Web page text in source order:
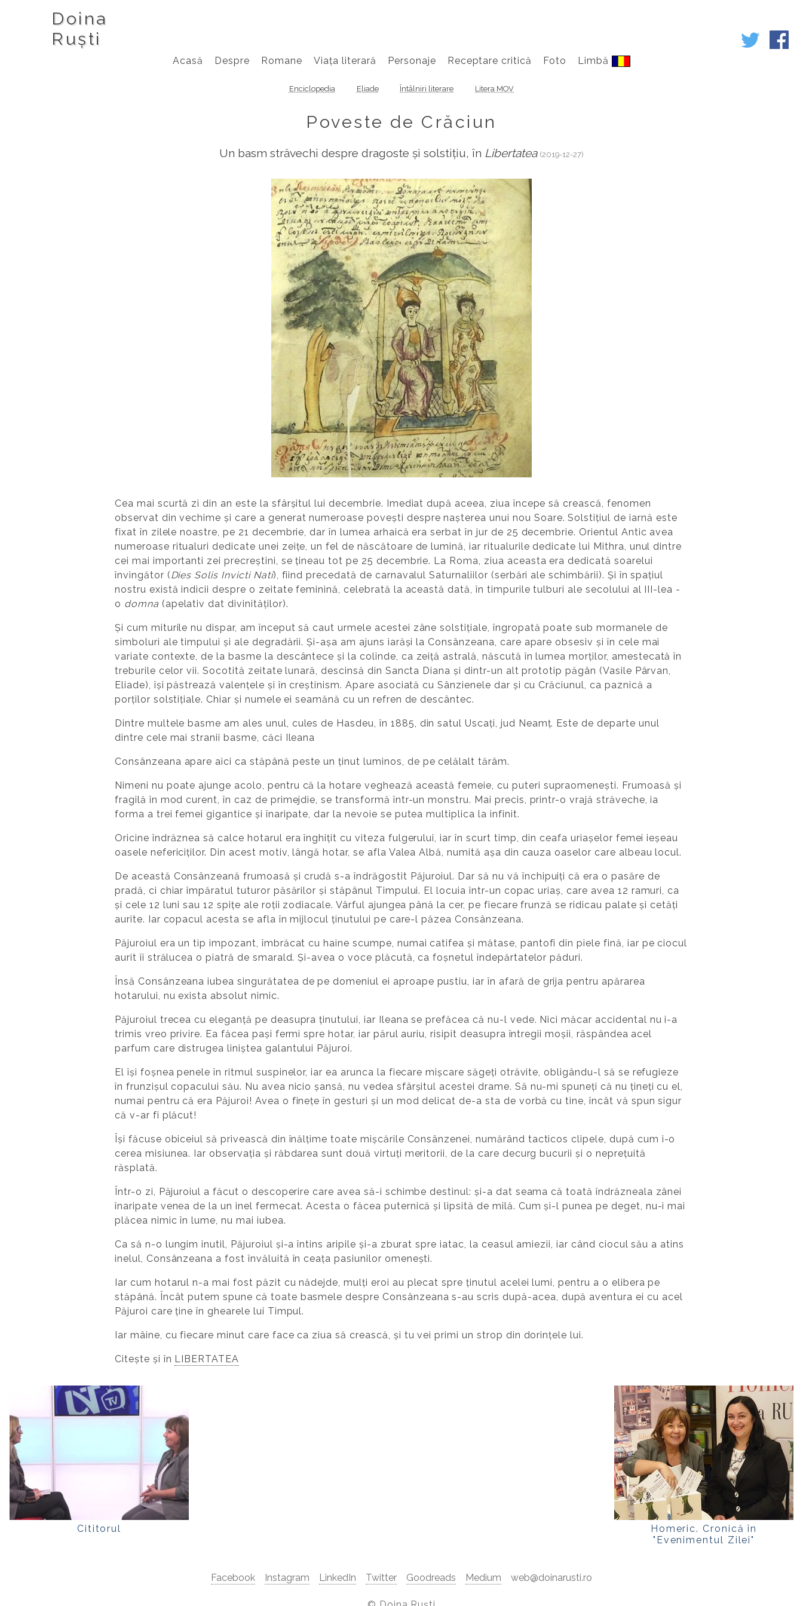
Doina
Ruști
Acasă Despre Romane Viața literară Personaje Receptare critică Foto Limbă
Enciclopedia Eliade Întâlniri literare Litera MOV
Poveste de Crăciun
Un basm străvechi despre dragoste și solstițiu, în Libertatea (2019-12-27)
Cea mai scurtă zi din an este la sfârșitul lui decembrie. Imediat după aceea, ziua începe să crească, fenomen
observat din vechime și care a generat numeroase povești despre nașterea unui nou Soare. Solstițiul de iarnă este
fixat în zilele noastre, pe 21 decembrie, dar în lumea arhaică era serbat în jur de 25 decembrie. Orientul Antic avea
numeroase ritualuri dedicate unei zeițe, un fel de născătoare de lumină, iar ritualurile dedicate lui Mithra, unul dintre
cei mai importanti zei precreștini, se țineau tot pe 25 decembrie. La Roma, ziua aceasta era dedicată soarelui
învingător (Dies Solis Invicti Nati), fiind precedată de carnavalul Saturnaliilor (serbări ale schimbării). Și în spațiul
nostru există indicii despre o zeitate feminină, celebrată la această dată, în timpurile tulburi ale secolului al III-lea -
o domna (apelativ dat divinităților).
Și cum miturile nu dispar, am început să caut urmele acestei zâne solstițiale, îngropată poate sub mormanele de
simboluri ale timpului și ale degradării. Și-așa am ajuns iarăși la Consânzeana, care apare obsesiv și în cele mai
variate contexte, de la basme la descântece și la colinde, ca zeiță astrală, născută în lumea morților, amestecată în
treburile celor vii. Socotită zeitate lunară, descinsă din Sancta Diana și dintr-un alt prototip păgân (Vasile Pârvan,
Eliade), își păstrează valențele și în creștinism. Apare asociată cu Sânzienele dar și cu Crăciunul, ca paznică a
porților solstițiale. Chiar și numele ei seamănă cu un refren de descântec.
Dintre multele basme am ales unul, cules de Hasdeu, în 1885, din satul Uscați, jud Neamț. Este de departe unul
dintre cele mai stranii basme, căci Ileana
Consânzeana apare aici ca stăpână peste un ținut luminos, de pe celălalt tărâm.
Nimeni nu poate ajunge acolo, pentru că la hotare veghează această femeie, cu puteri supraomenești. Frumoasă și
fragilă în mod curent, în caz de primejdie, se transformă într-un monstru. Mai precis, printr-o vrajă străveche, ia
forma a trei femei gigantice și înaripate, dar la nevoie se putea multiplica la infinit.
Oricine îndrăznea să calce hotarul era înghițit cu viteza fulgerului, iar în scurt timp, din ceafa uriașelor femei ieșeau
oasele nefericiților. Din acest motiv, lângă hotar, se afla Valea Albă, numită așa din cauza oaselor care albeau locul.
De această Consânzeană frumoasă și crudă s-a îndrăgostit Păjuroiul. Dar să nu vă închipuiți că era o pasăre de
pradă, ci chiar împăratul tuturor păsărilor și stăpânul Timpului. El locuia într-un copac uriaș, care avea 12 ramuri, ca
și cele 12 luni sau 12 spițe ale roții zodiacale. Vârful ajungea până la cer, pe fiecare frunză se ridicau palate și cetăți
aurite. Iar copacul acesta se afla în mijlocul ținutului pe care-l păzea Consânzeana.
Păjuroiul era un tip impozant, îmbrăcat cu haine scumpe, numai catifea și mătase, pantofi din piele fină, iar pe ciocul
aurit îi strălucea o piatră de smarald. Și-avea o voce plăcută, ca foșnetul îndepărtatelor păduri.
Însă Consânzeana iubea singurătatea de pe domeniul ei aproape pustiu, iar în afară de grija pentru apărarea
hotarului, nu exista absolut nimic.
Păjuroiul trecea cu eleganță pe deasupra ținutului, iar Ileana se prefăcea că nu-l vede. Nici măcar accidental nu i-a
trimis vreo privire. Ea făcea pași fermi spre hotar, iar părul auriu, risipit deasupra întregii moșii, răspândea acel
parfum care distrugea liniștea galantului Păjuroi.
El își foșnea penele în ritmul suspinelor, iar ea arunca la fiecare mișcare săgeți otrăvite, obligându-l să se refugieze
în frunzișul copacului său. Nu avea nicio șansă, nu vedea sfârșitul acestei drame. Să nu-mi spuneți că nu țineți cu el,
numai pentru că era Păjuroi! Avea o finețe în gesturi și un mod delicat de-a sta de vorbă cu tine, încât vă spun sigur
că v-ar fi plăcut!
Își făcuse obiceiul să privească din înălțime toate mișcările Consânzenei, numărând tacticos clipele, după cum i-o
cerea misiunea. Iar observația și răbdarea sunt două virtuți meritorii, de la care decurg bucurii și o neprețuită
răsplată.
Într-o zi, Păjuroiul a făcut o descoperire care avea să-i schimbe destinul: și-a dat seama că toată îndrăzneala zânei
înaripate venea de la un inel fermecat. Acesta o făcea puternică și lipsită de milă. Cum și-l punea pe deget, nu-i mai
plăcea nimic în lume, nu mai iubea.
Ca să n-o lungim inutil, Păjuroiul și-a întins aripile și-a zburat spre iatac, la ceasul amiezii, iar când ciocul său a atins
inelul, Consânzeana a fost învăluită în ceața pasiunilor omenești.
Iar cum hotarul n-a mai fost păzit cu nădejde, mulți eroi au plecat spre ținutul acelei lumi, pentru a o elibera pe
stăpână. Încât putem spune că toate basmele despre Consânzeana s-au scris după-acea, după aventura ei cu acel
Păjuroi care ține în ghearele lui Timpul.
Iar mâine, cu fiecare minut care face ca ziua să crească, și tu vei primi un strop din dorințele lui.
Citește și în LIBERTATEA
Homeric. Cronică în
"Evenimentul Zilei"
Cititorul
Facebook Instagram LinkedIn Twitter Goodreads Medium web@doinarusti.ro